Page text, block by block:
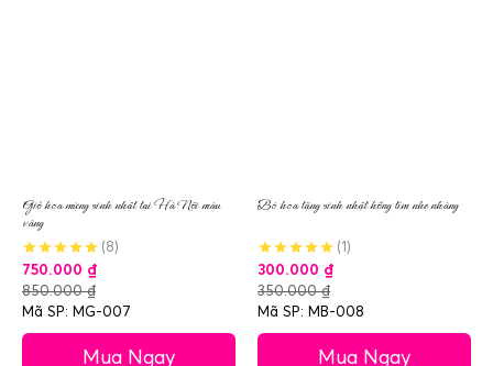
Giỏ hoa mừng sinh nhật tại Hà Nội màu
vàng
(8)
750.000 ₫
850.000₫
Mã SP: MG-007
Mua Ngay
Bó hoa tặng sinh nhật hồng tím nhẹ nhàng
(1)
300.000 ₫
350.000₫
Mã SP: MB-008
Mua Ngay